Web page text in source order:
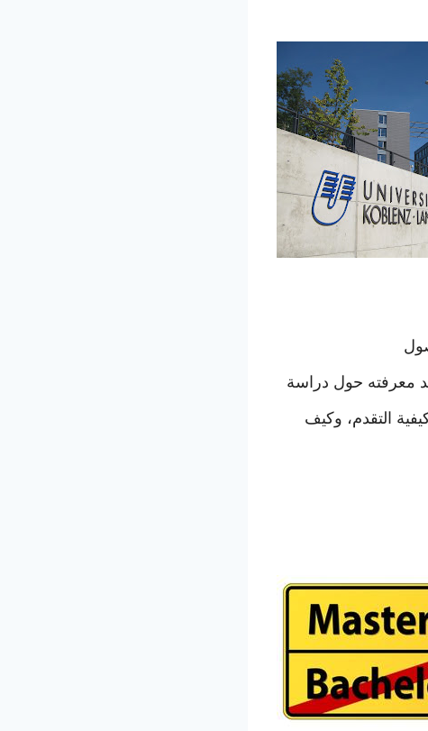
معرفته حول دراسة
التقدم، وكيف